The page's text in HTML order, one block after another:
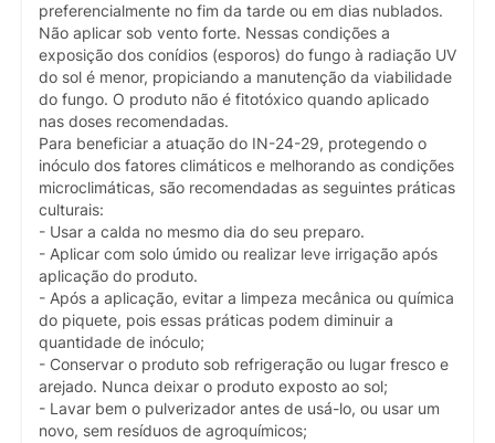
preferencialmente no fim da tarde ou em dias nublados.
Não aplicar sob vento forte. Nessas condições a
exposição dos conídios (esporos) do fungo à radiação UV
do sol é menor, propiciando a manutenção da viabilidade
do fungo. O produto não é fitotóxico quando aplicado
nas doses recomendadas.
Para beneficiar a atuação do IN-24-29, protegendo o
inóculo dos fatores climáticos e melhorando as condições
microclimáticas, são recomendadas as seguintes práticas
culturais:
- Usar a calda no mesmo dia do seu preparo.
- Aplicar com solo úmido ou realizar leve irrigação após
aplicação do produto.
- Após a aplicação, evitar a limpeza mecânica ou química
do piquete, pois essas práticas podem diminuir a
quantidade de inóculo;
- Conservar o produto sob refrigeração ou lugar fresco e
arejado. Nunca deixar o produto exposto ao sol;
- Lavar bem o pulverizador antes de usá-lo, ou usar um
novo, sem resíduos de agroquímicos;